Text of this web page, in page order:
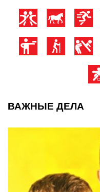
ВАЖНЫЕ ДЕЛА